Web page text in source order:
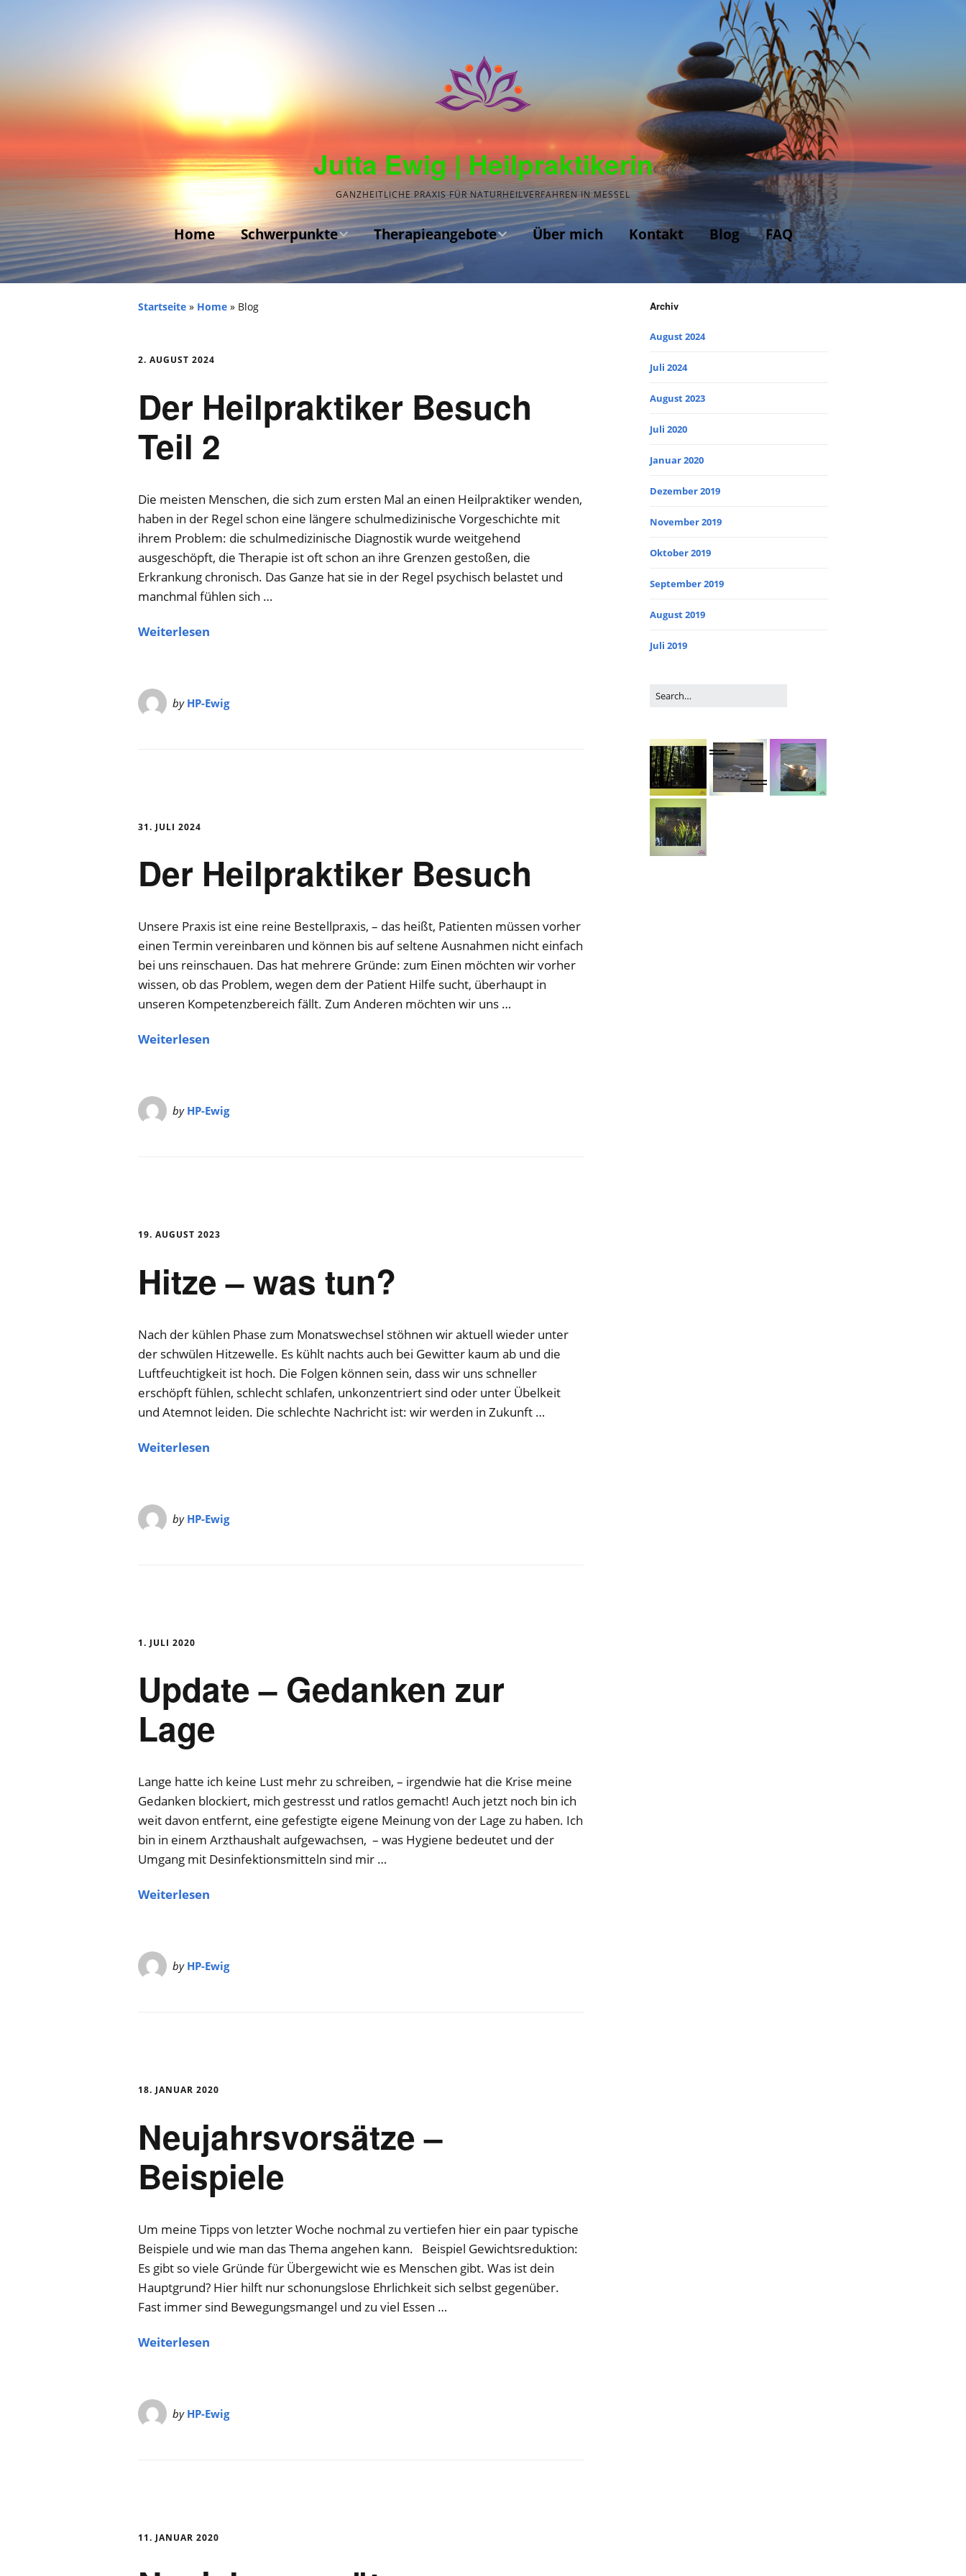
Jutta Ewig | Heilpraktikerin
GANZHEITLICHE PRAXIS FÜR NATURHEILVERFAHREN IN MESSEL
Home Schwerpunkte
Allergien –
Unverträglichkeit
Ängste und Phobien
Ganzheitliche
Therapieangebote
Kinesiologie
Heilsteine
Über mich Kontakt Blog FAQ
Startseite » Home » Blog
2. AUGUST 2024
Der Heilpraktiker Besuch
Teil 2
Die meisten Menschen, die sich zum ersten Mal an einen Heilpraktiker wenden,
haben in der Regel schon eine längere schulmedizinische Vorgeschichte mit
ihrem Problem: die schulmedizinische Diagnostik wurde weitgehend
ausgeschöpft, die Therapie ist oft schon an ihre Grenzen gestoßen, die
Erkrankung chronisch. Das Ganze hat sie in der Regel psychisch belastet und
manchmal fühlen sich …
Weiterlesen
by HP-Ewig
31. JULI 2024
Der Heilpraktiker Besuch
Unsere Praxis ist eine reine Bestellpraxis, – das heißt, Patienten müssen vorher
einen Termin vereinbaren und können bis auf seltene Ausnahmen nicht einfach
bei uns reinschauen. Das hat mehrere Gründe: zum Einen möchten wir vorher
wissen, ob das Problem, wegen dem der Patient Hilfe sucht, überhaupt in
unseren Kompetenzbereich fällt. Zum Anderen möchten wir uns …
Weiterlesen
by HP-Ewig
19. AUGUST 2023
Hitze – was tun?
Nach der kühlen Phase zum Monatswechsel stöhnen wir aktuell wieder unter
der schwülen Hitzewelle. Es kühlt nachts auch bei Gewitter kaum ab und die
Luftfeuchtigkeit ist hoch. Die Folgen können sein, dass wir uns schneller
erschöpft fühlen, schlecht schlafen, unkonzentriert sind oder unter Übelkeit
und Atemnot leiden. Die schlechte Nachricht ist: wir werden in Zukunft …
Weiterlesen
by HP-Ewig
1. JULI 2020
Update – Gedanken zur
Lage
Lange hatte ich keine Lust mehr zu schreiben, – irgendwie hat die Krise meine
Gedanken blockiert, mich gestresst und ratlos gemacht! Auch jetzt noch bin ich
weit davon entfernt, eine gefestigte eigene Meinung von der Lage zu haben. Ich
bin in einem Arzthaushalt aufgewachsen, – was Hygiene bedeutet und der
Umgang mit Desinfektionsmitteln sind mir …
Weiterlesen
by HP-Ewig
18. JANUAR 2020
Neujahrsvorsätze –
Beispiele
Um meine Tipps von letzter Woche nochmal zu vertiefen hier ein paar typische
Beispiele und wie man das Thema angehen kann. Beispiel Gewichtsreduktion:
Es gibt so viele Gründe für Übergewicht wie es Menschen gibt. Was ist dein
Hauptgrund? Hier hilft nur schonungslose Ehrlichkeit sich selbst gegenüber.
Fast immer sind Bewegungsmangel und zu viel Essen …
Weiterlesen
by HP-Ewig
11. JANUAR 2020
Archiv
August 2024
Juli 2024
August 2023
Juli 2020
Januar 2020
Dezember 2019
November 2019
Oktober 2019
September 2019
August 2019
Juli 2019